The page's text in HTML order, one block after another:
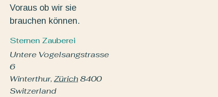
Voraus ob wir sie
brauchen können.
Sternen Zauberei
Untere Vogelsangstrasse
6
Winterthur, Zürich8400
Switzerland